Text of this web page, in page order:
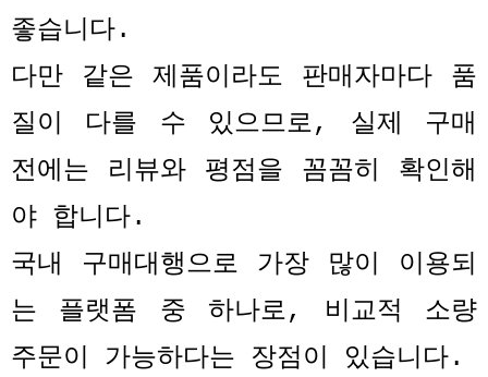
좋습니다.
다만 같은 제품이라도 판매자마다 품
질이 다를 수 있으므로, 실제 구매
전에는 리뷰와 평점을 꼼꼼히 확인해
야 합니다.
국내 구매대행으로 가장 많이 이용되
는 플랫폼 중 하나로, 비교적 소량
주문이 가능하다는 장점이 있습니다.